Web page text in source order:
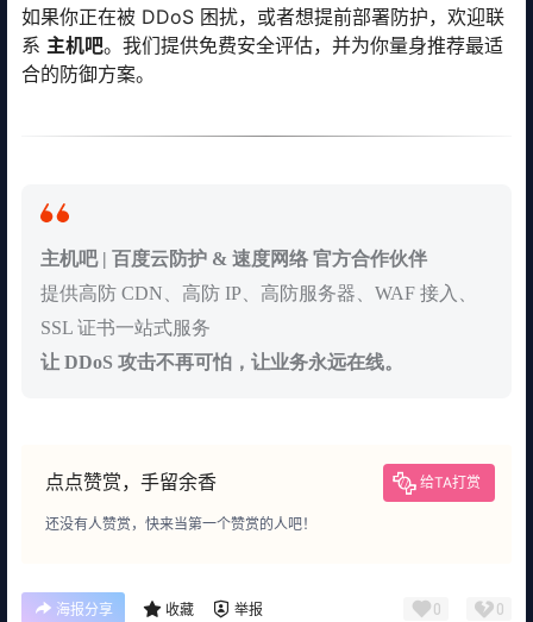
如果你正在被 DDoS 困扰，或者想提前部署防护，欢迎联
系 主机吧。我们提供免费安全评估，并为你量身推荐最适
合的防御方案。
主机吧 | 百度云防护 & 速度网络 官方合作伙伴
提供高防 CDN、高防 IP、高防服务器、WAF 接入、
SSL 证书一站式服务
让 DDoS 攻击不再可怕，让业务永远在线。
点点赞赏，手留余香 给TA打赏
还没有人赞赏，快来当第一个赞赏的人吧！
海报分享 收藏 举报 0 0